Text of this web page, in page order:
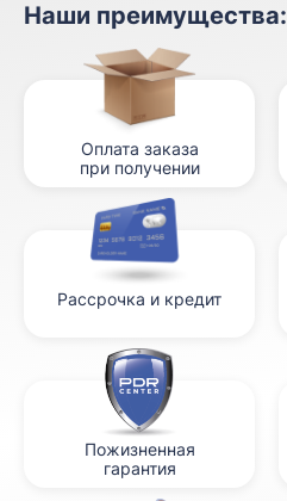
Наши преимущества:
Оплата заказа
при получении
Рассрочка и кредит
Пожизненная
гарантия